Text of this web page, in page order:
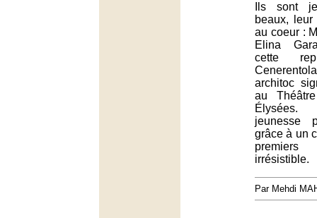
Ils sont
beaux,
au coeur :
Elina
cette
architoc
au
Élysées.
jeunesse
grâce à un
irrésistible.
Par Mehdi